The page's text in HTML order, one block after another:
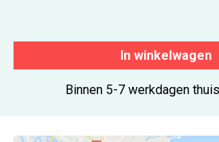
In winkelwagen
Binnen 5-7 werkdagen